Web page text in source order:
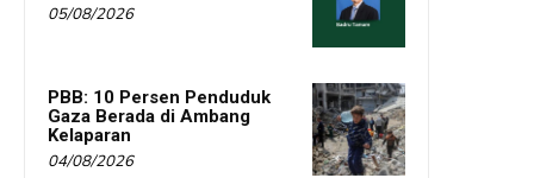
05/08/2026
PBB: 10 Persen Penduduk
Gaza Berada di Ambang
Kelaparan
04/08/2026